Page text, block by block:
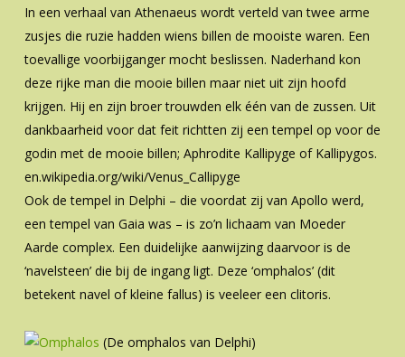
In een verhaal van Athenaeus wordt verteld van twee arme
zusjes die ruzie hadden wiens billen de mooiste waren. Een
toevallige voorbijganger mocht beslissen. Naderhand kon
deze rijke man die mooie billen maar niet uit zijn hoofd
krijgen. Hij en zijn broer trouwden elk één van de zussen. Uit
dankbaarheid voor dat feit richtten zij een tempel op voor de
godin met de mooie billen; Aphrodite Kallipyge of Kallipygos.
en.wikipedia.org/wiki/Venus_Callipyge
Ook de tempel in Delphi – die voordat zij van Apollo werd,
een tempel van Gaia was – is zo’n lichaam van Moeder
Aarde complex. Een duidelijke aanwijzing daarvoor is de
‘navelsteen’ die bij de ingang ligt. Deze ‘omphalos’ (dit
betekent navel of kleine fallus) is veeleer een clitoris.
(De omphalos van Delphi)